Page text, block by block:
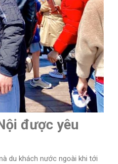
được yêu
du khách nước ngoài khi tới